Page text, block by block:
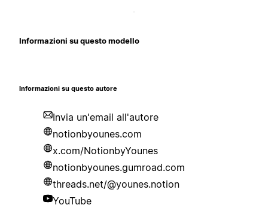
Informazioni su questo modello
Informazioni su questo autore
Invia un'email all'autore
notionbyounes.com
x.com/NotionbyYounes
notionbyounes.gumroad.com
threads.net/@younes.notion
YouTube